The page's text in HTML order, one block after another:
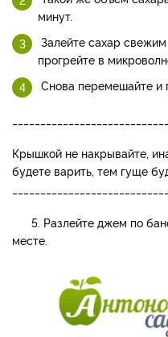
минут.
Залейте сахар
прогрейте в
Снова перемешайте и
Крышкой не накрывайте,
будете варить, тем гуще
5. Разлейте джем по
месте.